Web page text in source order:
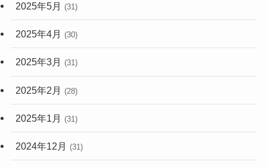
2025年5月 (31)
2025年4月 (30)
2025年3月 (31)
2025年2月 (28)
2025年1月 (31)
2024年12月 (31)